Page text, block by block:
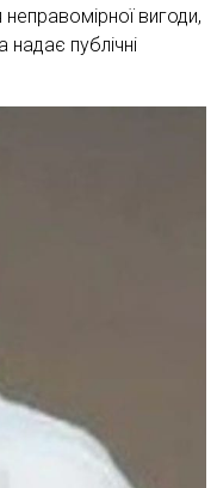
вигоди,
публічні